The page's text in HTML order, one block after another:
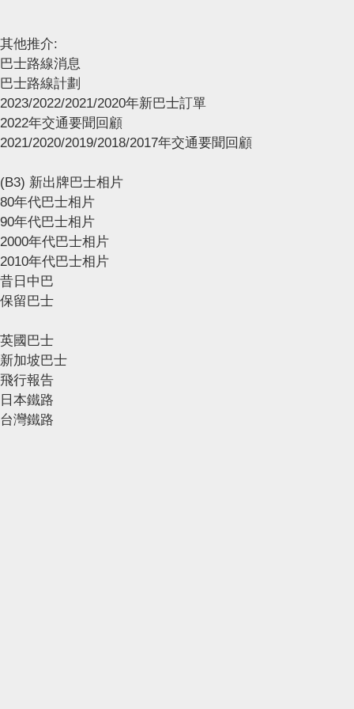
其他推介:
巴士路線消息
巴士路線計劃
2023/2022/2021/2020年新巴士訂單
2022年交通要聞回顧
2021/2020/2019/2018/2017年交通要聞回顧
(B3) 新出牌巴士相片
80年代巴士相片
90年代巴士相片
2000年代巴士相片
2010年代巴士相片
昔日中巴
保留巴士
英國巴士
新加坡巴士
飛行報告
日本鐵路
台灣鐵路